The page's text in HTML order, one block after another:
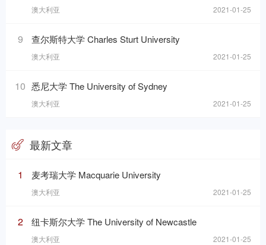
澳大利亚 2021-01-25
9 查尔斯特大学 Charles Sturt University
澳大利亚 2021-01-25
10 悉尼大学 The University of Sydney
澳大利亚 2021-01-25
最新文章
1 麦考瑞大学 Macquarie University
澳大利亚 2021-01-25
2 纽卡斯尔大学 The University of Newcastle
澳大利亚 2021-01-25